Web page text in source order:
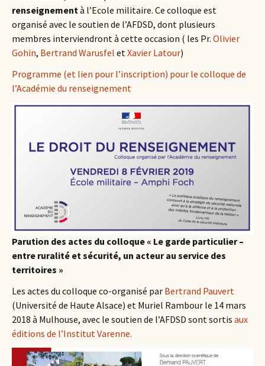
renseignementà l’Ecole militaire. Ce colloque est
organisé avec le soutien de l’AFDSD, dont plusieurs
membres interviendront à cette occasion ( les Pr. Olivier
Gohin, Bertrand Warusfel etXavier Latour)
Programme (et lien pour l’inscription) pour le colloque de
l’Académie du renseignement
Parution des actes du colloque « Le garde particulier –
entre ruralité et sécurité, un acteur au service des
territoires »
Les actes du colloque co-organisé par Bertrand Pauvert
(Université de Haute Alsace) et Muriel Rambour le 14 mars
2018 à Mulhouse, avec le soutien de l’AFDSD sont sortis aux
éditions de l’Institut Varenne.